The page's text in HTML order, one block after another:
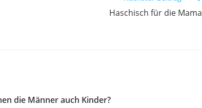
Haschisch für die Mama
die Männer auch Kinder?